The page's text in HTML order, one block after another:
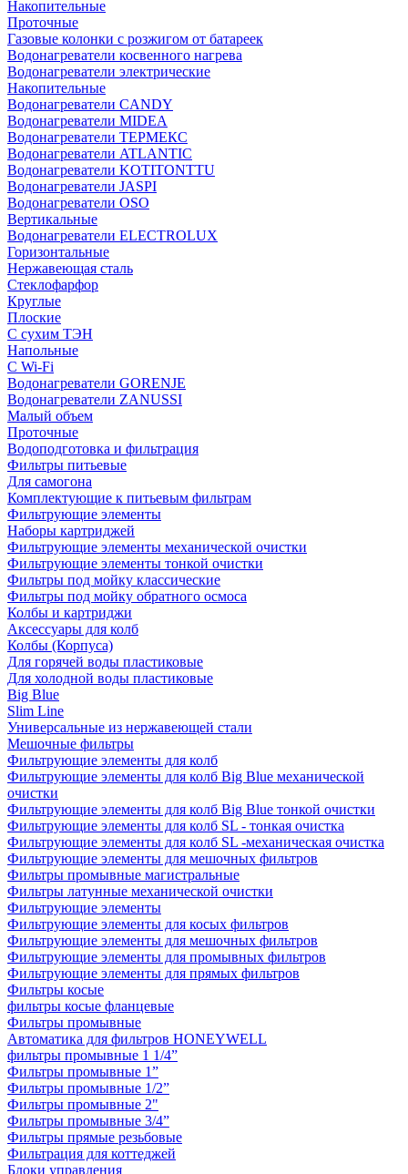
Накопительные
Проточные
Газовые колонки с розжигом от батареек
Водонагреватели косвенного нагрева
Водонагреватели электрические
Накопительные
Водонагреватели CANDY
Водонагреватели MIDEA
Водонагреватели ТЕРМЕКС
Водонагреватели ATLANTIC
Водонагреватели KOTITONTTU
Водонагреватели JASPI
Водонагреватели OSO
Вертикальные
Водонагреватели ELECTROLUX
Горизонтальные
Нержавеющая сталь
Стеклофарфор
Круглые
Плоские
С сухим ТЭН
Напольные
С Wi-Fi
Водонагреватели GORENJE
Водонагреватели ZANUSSI
Малый объем
Проточные
Водоподготовка и фильтрация
Фильтры питьевые
Для самогона
Комплектующие к питьевым фильтрам
Фильтрующие элементы
Наборы картриджей
Фильтрующие элементы механической очистки
Фильтрующие элементы тонкой очистки
Фильтры под мойку классические
Фильтры под мойку обратного осмоса
Колбы и картриджи
Аксессуары для колб
Колбы (Корпуса)
Для горячей воды пластиковые
Для холодной воды пластиковые
Big Blue
Slim Line
Универсальные из нержавеющей стали
Мешочные фильтры
Фильтрующие элементы для колб
Фильтрующие элементы для колб Big Blue механической
очистки
Фильтрующие элементы для колб Big Blue тонкой очистки
Фильтрующие элементы для колб SL - тонкая очистка
Фильтрующие элементы для колб SL -механическая очистка
Фильтрующие элементы для мешочных фильтров
Фильтры промывные магистральные
Фильтры латунные механической очистки
Фильтрующие элементы
Фильтрующие элементы для косых фильтров
Фильтрующие элементы для мешочных фильтров
Фильтрующие элементы для промывных фильтров
Фильтрующие элементы для прямых фильтров
Фильтры косые
фильтры косые фланцевые
Фильтры промывные
Автоматика для фильтров HONEYWELL
фильтры промывные 1 1/4”
Фильтры промывные 1”
Фильтры промывные 1/2”
Фильтры промывные 2"
Фильтры промывные 3/4”
Фильтры прямые резьбовые
Фильтрация для коттеджей
Блоки управления